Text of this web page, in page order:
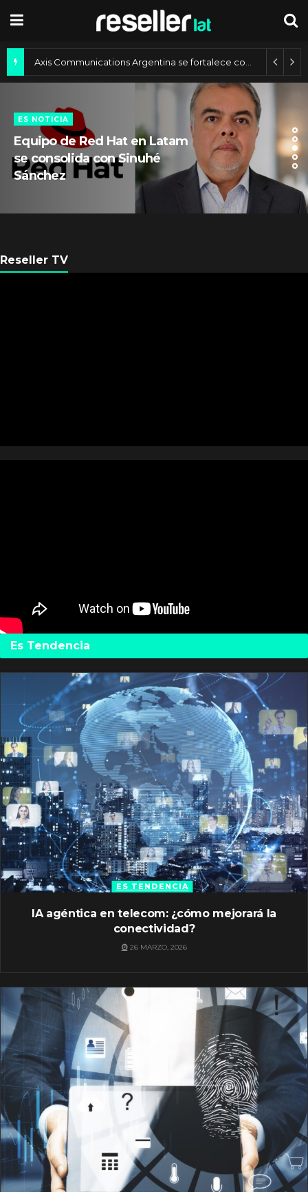
Getronics designó directivos regionales para consolidar su operación 18 julio, 2025
ES NOTICIA
Equipo de Red Hat en Latam
se consolida con Sinuhé
Sánchez
Reseller TV
Es Tendencia
ES TENDENCIA
IA agéntica en telecom: ¿cómo mejorará la
conectividad?
26 MARZO, 2026